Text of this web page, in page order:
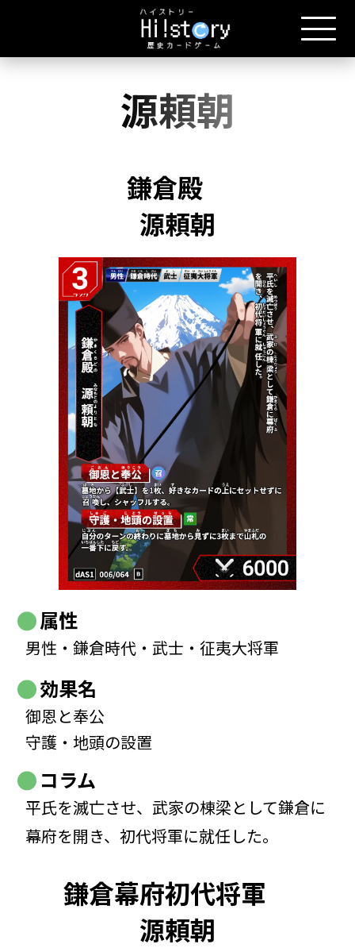
源頼朝
鎌倉殿
源頼朝
属性
男性・鎌倉時代・武士・征夷大将軍
効果名
御恩と奉公
守護・地頭の設置
コラム
平氏を滅亡させ、武家の棟梁として鎌倉に
幕府を開き、初代将軍に就任した。
鎌倉幕府初代将軍
源頼朝